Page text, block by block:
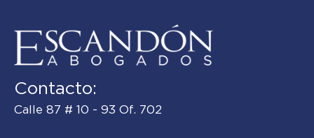
Contacto:
Calle 87 # 10 - 93 Of. 702